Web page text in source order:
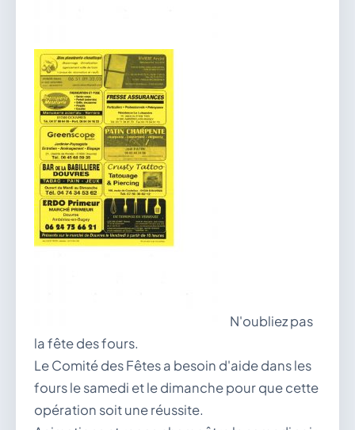
N'oubliez pas
la fête des fours.
Le Comité des Fêtes a besoin d'aide dans les
fours le samedi et le dimanche pour que cette
opération soit une réussite.